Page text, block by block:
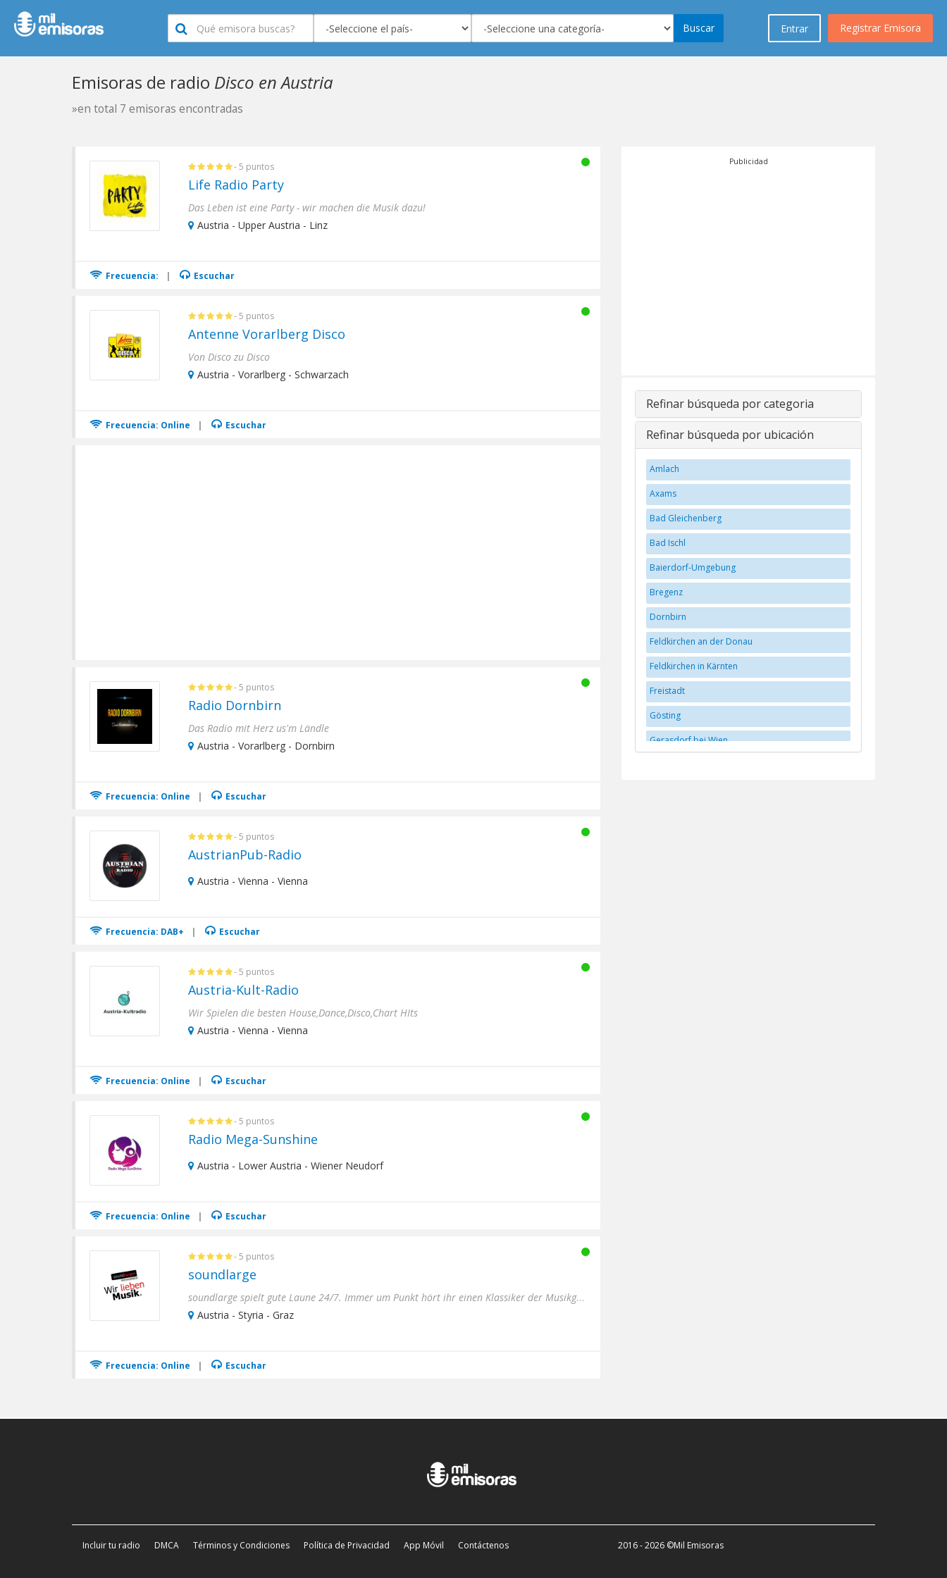
Registrar Emisora
Entrar
Buscar
Emisoras de radio Disco en Austria
»en total 7 emisoras encontradas
- 5 puntos
Life Radio Party
Das Leben ist eine Party - wir machen die Musik dazu!
Austria - Upper Austria - Linz
Frecuencia: | Escuchar
- 5 puntos
Antenne Vorarlberg Disco
Von Disco zu Disco
Austria - Vorarlberg - Schwarzach
Frecuencia: Online | Escuchar
- 5 puntos
Radio Dornbirn
Das Radio mit Herz us'm Ländle
Austria - Vorarlberg - Dornbirn
Frecuencia: Online | Escuchar
- 5 puntos
AustrianPub-Radio
Austria - Vienna - Vienna
Frecuencia: DAB+ | Escuchar
- 5 puntos
Austria-Kult-Radio
Wir Spielen die besten House,Dance,Disco,Chart HIts
Austria - Vienna - Vienna
Frecuencia: Online | Escuchar
- 5 puntos
Radio Mega-Sunshine
Austria - Lower Austria - Wiener Neudorf
Frecuencia: Online | Escuchar
- 5 puntos
soundlarge
soundlarge spielt gute Laune 24/7. Immer um Punkt hört ihr einen Klassiker der Musikgeschichte der gute Laune macht.
Austria - Styria - Graz
Frecuencia: Online | Escuchar
Publicidad
Refinar búsqueda por categoria
Refinar búsqueda por ubicación
Amlach
Axams
Bad Gleichenberg
Bad Ischl
Baierdorf-Umgebung
Bregenz
Dornbirn
Feldkirchen an der Donau
Feldkirchen in Kärnten
Freistadt
Gösting
Gerasdorf bei Wien
Zell am See
Incluir tu radio
DMCA Términos y Condiciones Política de Privacidad App Móvil Contáctenos 2016 - 2026 ©Mil Emisoras